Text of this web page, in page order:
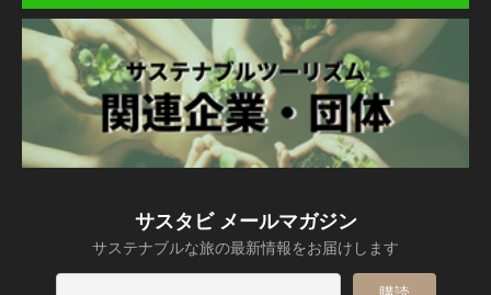
サスタビ メールマガジン
サステナブルな旅の最新情報をお届けします